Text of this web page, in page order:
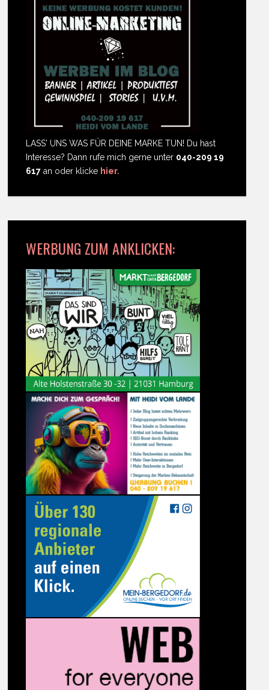
LASS' UNS WAS FÜR DEINE MARKE TUN! Du hast
Interesse? Dann rufe mich gerne unter 040-209 19
617 an oder klicke hier.
WERBUNG ZUM ANKLICKEN: